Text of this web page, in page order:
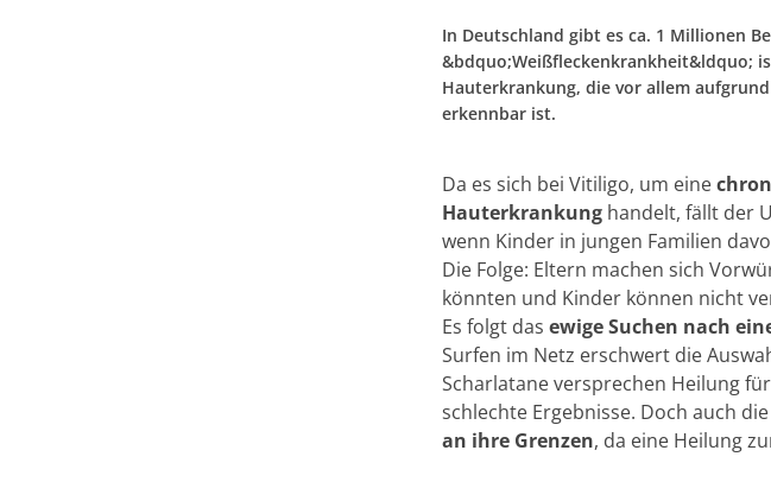
In Deutschland gibt es ca. 1 Millionen
&bdquo;Weißfleckenkrankheit&ldquo;
Hauterkrankung, die vor allem
erkennbar ist.
Da es sich bei Vitiligo, um eine
Hauterkrankung handelt, fällt der
wenn Kinder in jungen Familien
Die Folge: Eltern machen sich
könnten und Kinder können nicht
Es folgt das ewige Suchen nach
Surfen im Netz erschwert die
Scharlatane versprechen Heilung
schlechte Ergebnisse. Doch auch die
an ihre Grenzen, da eine Heilung